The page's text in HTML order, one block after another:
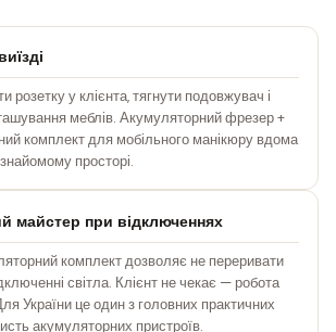
розетку у клієнта, тягнути подовжувач і
меблів. Акумуляторний фрезер +
комплект для мобільного манікюру вдома
просторі.
майстер при відключеннях
комплект дозволяє не переривати
світла. Клієнт не чекає — робота
України це один з головних практичних
акумуляторних пристроїв.